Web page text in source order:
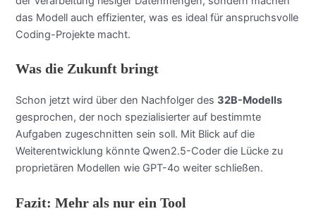
das Modell auch effizienter, was es ideal für anspruchsvolle
Coding-Projekte macht.
Was die Zukunft bringt
Schon jetzt wird über den Nachfolger des 32B-Modells
gesprochen, der noch spezialisierter auf bestimmte
Aufgaben zugeschnitten sein soll. Mit Blick auf die
Weiterentwicklung könnte Qwen2.5-Coder die Lücke zu
proprietären Modellen wie GPT-4o weiter schließen.
Fazit: Mehr als nur ein Tool